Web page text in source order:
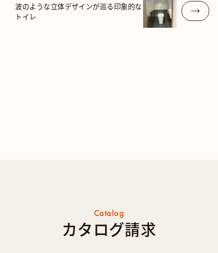
波のような立体デザインが巡る印象的な
トイレ
Catalog
カタログ請求